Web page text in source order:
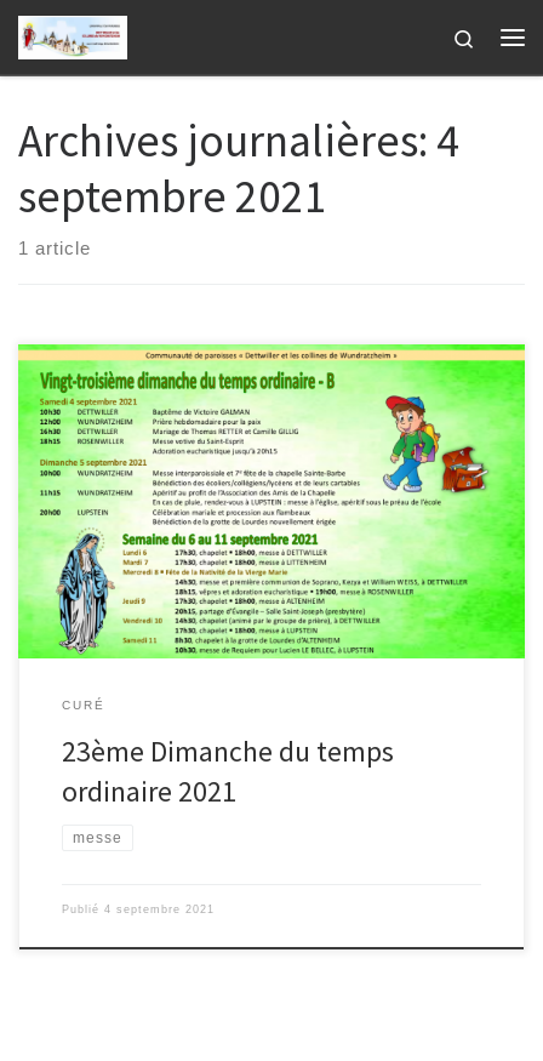
Passer au contenu
Search
Archives journalières: 4
septembre 2021
1 article
CURÉ
23ème Dimanche du temps
ordinaire 2021
messe
Publié 4 septembre 2021